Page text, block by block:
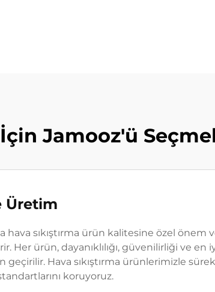
Jamooz'ü
Üretim
sıkıştırma ürün kalitesine özel önem
ürün, dayanıklılığı, güvenilirliği ve en
Hava sıkıştırma ürünlerimizle
koruyoruz.